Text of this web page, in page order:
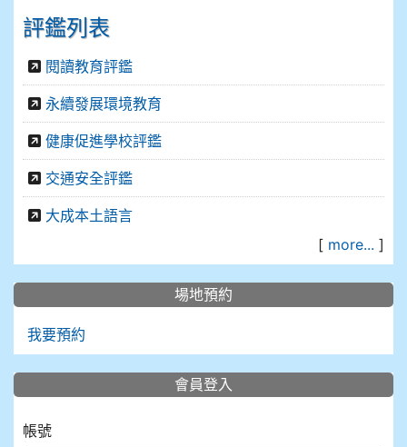
評鑑列表
閱讀教育評鑑
永續發展環境教育
健康促進學校評鑑
交通安全評鑑
大成本土語言
[ more... ]
場地預約
我要預約
會員登入
帳號